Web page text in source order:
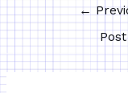
←
Post